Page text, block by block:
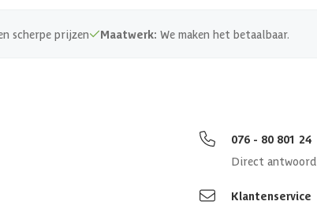
scherpe prijzen Maatwerk: We maken het betaalbaar.
076 - 80 801 24
Direct antwoord
Klantenservice